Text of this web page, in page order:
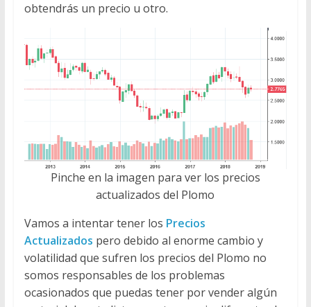
obtendrás un precio u otro.
Pinche en la imagen para ver los precios
actualizados del Plomo
Vamos a intentar tener los Precios
Actualizados pero debido al enorme cambio y
volatilidad que sufren los precios del Plomo no
somos responsables de los problemas
ocasionados que puedas tener por vender algún